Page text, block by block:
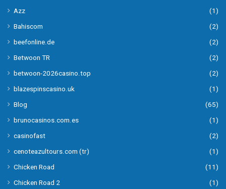
Azz
(1)
Bahiscom
(2)
beefonline.de
(2)
Betwoon TR
(2)
betwoon-2026casino.top
(2)
blazespinscasino.uk
(1)
Blog
(65)
brunocasinos.com.es
(1)
casinofast
(2)
cenoteazultours.com (tr)
(1)
Chicken Road
(11)
Chicken Road 2
(1)